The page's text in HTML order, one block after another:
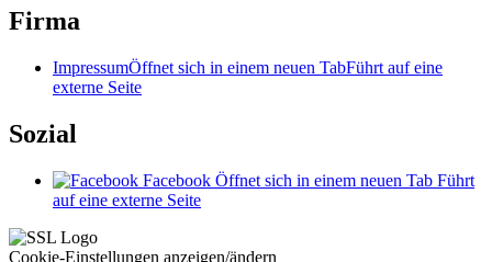
Firma
ImpressumÖffnet sich in einem neuen TabFührt auf eine
externe Seite
Sozial
Facebook Öffnet sich in einem neuen Tab Führt
auf eine externe Seite
Cookie-Einstellungen anzeigen/ändern